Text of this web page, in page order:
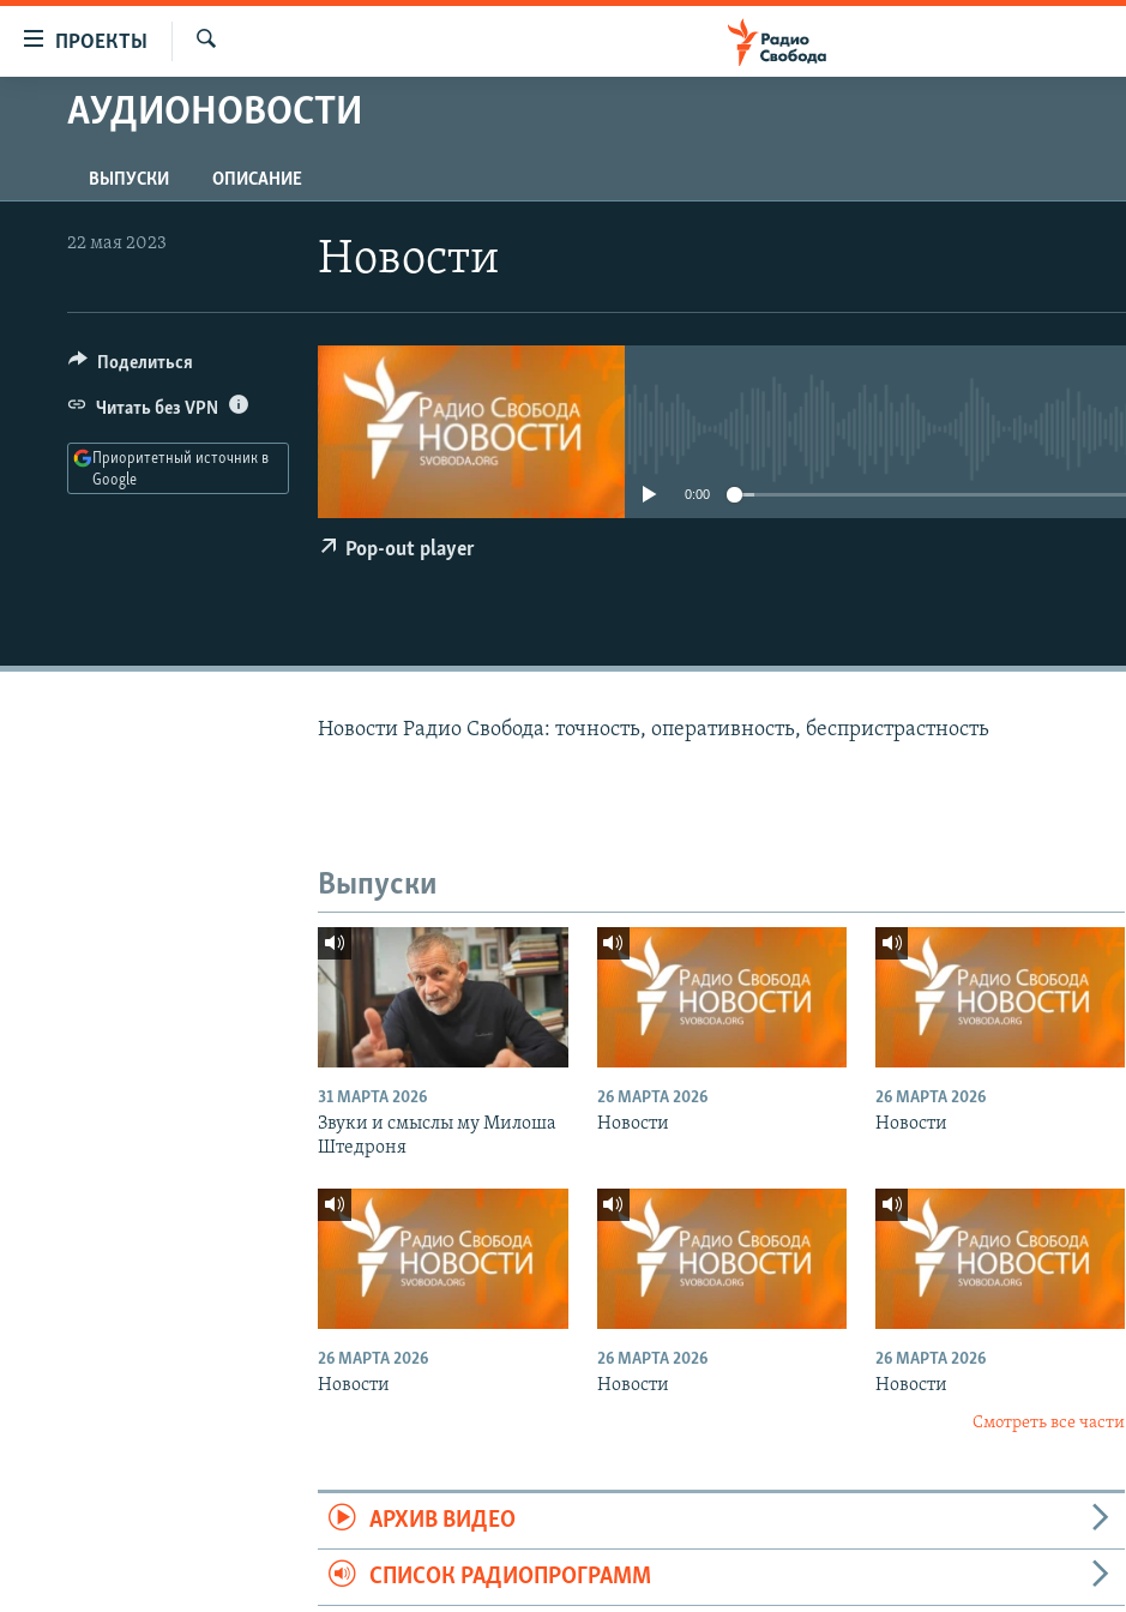
упрощенного
доступа
Вернуться
к
основному
главной
Вернутся
ПРОЕКТЫ
ПРОГРАММЫ
АВТОРСКИЕ ПРОЕКТЫ
ЦИТАТЫ СВОБОДЫ
IDEL.РЕАЛИИ
КАВКАЗ.РЕАЛИИ
СЕВЕР.РЕАЛИИ
СИБИРЬ.РЕАЛИИ
АУДИОНОВОСТИ
ВЫПУСКИ ОПИСАНИЕ
Новости
22 мая 2023
0:00
Pop-out player
Поделиться
Читать без VPN
Приоритетный источник в
Google
Новости Радио Свобода: точность, оперативность, беспристрастность
Выпуски
31 МАРТА 2026
Звуки и смыслы му Милоша
Штедроня
26 МАРТА 2026
Новости
26 МАРТА 2026
Новости
26 МАРТА 2026
Новости
26 МАРТА 2026
Новости
26 МАРТА 2026
Новости
Смотреть все части
АРХИВ ВИДЕО
СПИСОК РАДИОПРОГРАММ